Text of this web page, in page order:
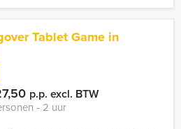
Tablet Game in
p.p. excl. BTW
‐ 2 uur